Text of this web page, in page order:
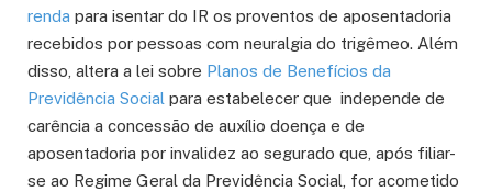
renda para isentar do IR os proventos de aposentadoria
recebidos por pessoas com neuralgia do trigêmeo. Além
disso, altera a lei sobre Planos de Benefícios da
Previdência Social para estabelecer que independe de
carência a concessão de auxílio doença e de
aposentadoria por invalidez ao segurado que, após filiar-
se ao Regime Geral da Previdência Social, for acometido